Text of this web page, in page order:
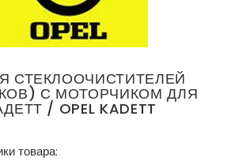
СТЕКЛООЧИСТИТЕЛЕЙ
С МОТОРЧИКОМ ДЛЯ
/ OPEL KADETT
товара: